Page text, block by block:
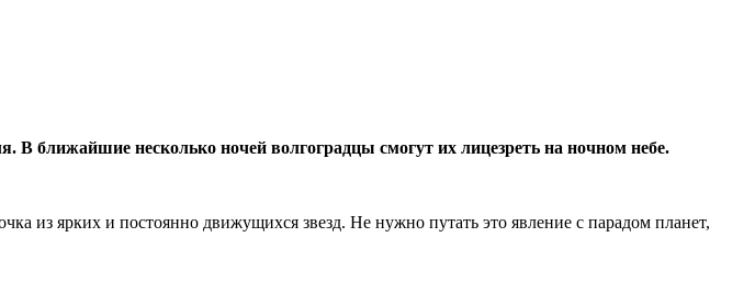
ближайшие несколько ночей волгоградцы смогут их лицезреть на ночном небе.
из ярких и постоянно движущихся звезд. Не нужно путать это явление с парадом планет,